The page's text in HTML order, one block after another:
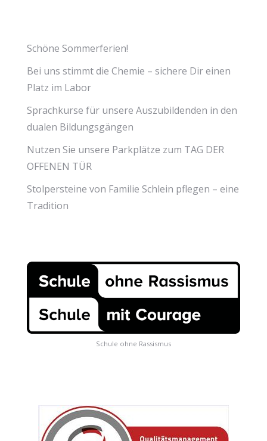
Schöne Sommerferien!
Bei uns stimmt die Chemie – sichere Dir einen
Platz im Labor
Sprachkurse für unsere Auszubildenden in den
dualen Bildungsgängen
Nutzen Sie unsere Parkplätze zum TAG DER
OFFENEN TÜR
Stolpersteine von Familie Schlein pflegen – eine
Tradition
Schule ohne Rassismus